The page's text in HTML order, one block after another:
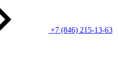
+7 (846) 215-13-63